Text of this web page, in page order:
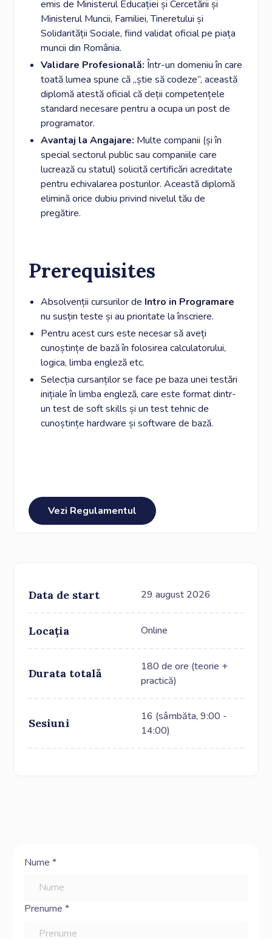
emis de Ministerul Educației și Cercetării și
Ministerul Muncii, Familiei, Tineretului și
Solidarității Sociale, fiind validat oficial pe piața
muncii din România.
Validare Profesională: Într-un domeniu în care
toată lumea spune că „știe să codeze”, această
diplomă atestă oficial că deții competențele
standard necesare pentru a ocupa un post de
programator.
Avantaj la Angajare: Multe companii (și în
special sectorul public sau companiile care
lucrează cu statul) solicită certificări acreditate
pentru echivalarea posturilor. Această diplomă
elimină orice dubiu privind nivelul tău de
pregătire.
Prerequisites
Absolvenții cursurilor de Intro in Programare
nu susțin teste și au prioritate la înscriere.
Pentru acest curs este necesar să aveți
cunoștințe de bază în folosirea calculatorului,
logica, limba engleză etc.
Selecția cursanților se face pe baza unei testări
inițiale în limba engleză, care este format dintr-
un test de soft skills și un test tehnic de
cunoștințe hardware și software de bază.
Vezi Regulamentul
Data de start 29 august 2026
Locația Online
Durata totală
180 de ore (teorie +
practică)
Sesiuni
16 (sâmbăta, 9:00 -
14:00)
Nume *
Prenume *